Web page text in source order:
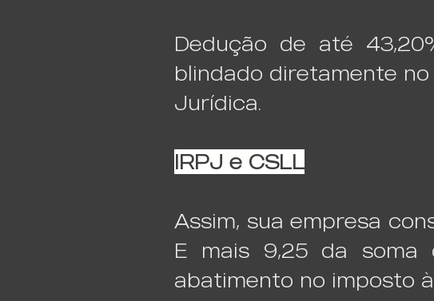
Dedução de até
blindado diretamente
Jurídica.
IRPJ e CSLL
Assim, sua empresa
E mais 9,25 da soma
abatimento no imposto